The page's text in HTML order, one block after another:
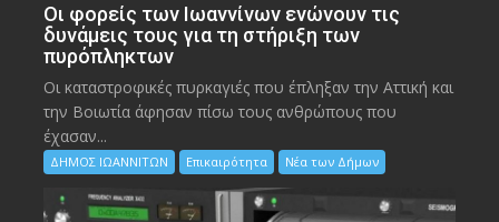
Οι φορείς των Ιωαννίνων ενώνουν τις
δυνάμεις τους για τη στήριξη των
πυρόπληκτων
Οι καταστροφικές πυρκαγιές που έπληξαν την Αττική και
την Bοιωτία άφησαν πίσω τους ανθρώπους που
έχασαν...
ΔΗΜΟΣ ΙΩΑΝΝΙΤΩΝ Επικαιρότητα Νέα των Δήμων